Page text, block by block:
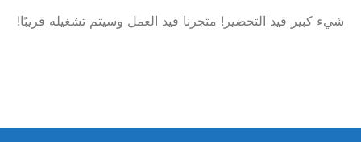
شيء كبير قيد التحضير! متجرنا قيد العمل وسيتم تشغيله قريبًا!